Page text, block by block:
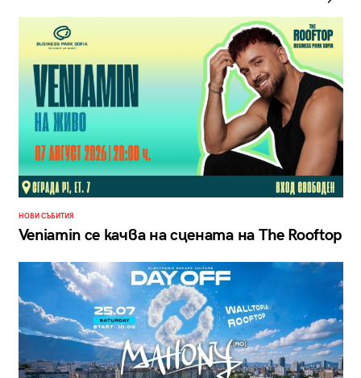
НОВИ СЪБИТИЯ
Veniamin се качва на сцената на The Rooftop